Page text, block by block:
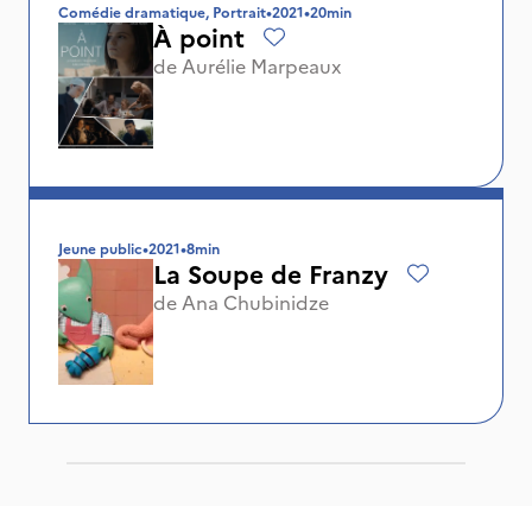
Comédie dramatique, Portrait•2021•20min
À point
de Aurélie Marpeaux
Jeune public•2021•8min
La Soupe de Franzy
de Ana Chubinidze